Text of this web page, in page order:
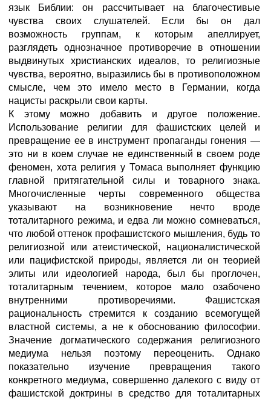
язык Библии: он рассчитывает на благочестивые
чувства своих слушателей. Если бы он дал
возможность группам, к которым апеллирует,
разглядеть однозначное противоречие в отношении
выдвинутых христианских идеалов, то религиозные
чувства, вероятно, выразились бы в противоположном
смысле, чем это имело место в Германии, когда
нацисты раскрыли свои карты.
К этому можно добавить и другое положение.
Использование религии для фашистских целей и
превращение ее в инструмент пропаганды гонения —
это ни в коем случае не единственный в своем роде
феномен, хота религия у Томаса выполняет функцию
главной притягательной силы и товарного знака.
Многочисленные черты современного общества
указывают на возникновение нечто вроде
тоталитарного режима, и едва ли можно сомневаться,
что любой оттенок профашистского мышления, будь то
религиозной или атеистической, националистической
или пацифистской природы, является ли он теорией
элиты или идеологией народа, был бы проглочен,
тоталитарным течением, которое мало озабочено
внутренними противоречиями. Фашистская
рациональность стремится к созданию всемогущей
властной системы, а не к обоснованию философии.
Значение догматического содержания религиозного
медиума нельзя поэтому переоценить. Однако
показательно изучение превращения такого
конкретного медиума, совершенно далекого с виду от
фашистской доктрины в средство для тоталитарных